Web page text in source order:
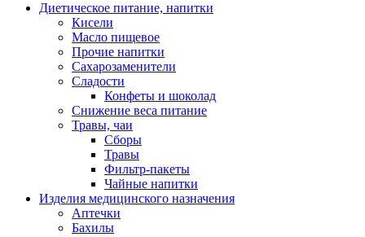
Диетическое питание, напитки
Кисели
Масло пищевое
Прочие напитки
Сахарозаменители
Сладости
Конфеты и шоколад
Снижение веса питание
Травы, чаи
Сборы
Травы
Фильтр-пакеты
Чайные напитки
Изделия медицинского назначения
Аптечки
Бахилы